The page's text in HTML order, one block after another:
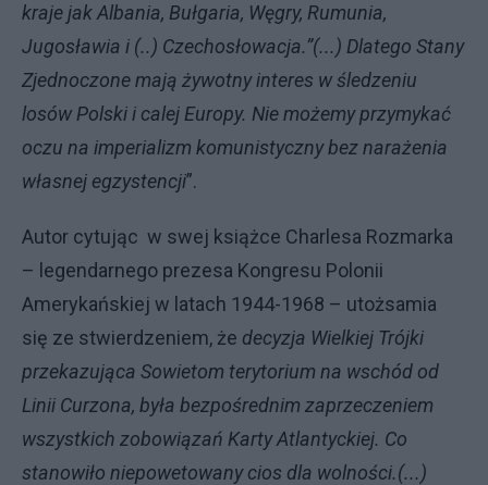
kraje jak Albania, Bułgaria, Węgry, Rumunia,
Jugosławia i (..) Czechosłowacja.”(...) Dlatego Stany
Zjednoczone mają żywotny interes w śledzeniu
losów Polski i calej Europy. Nie możemy przymykać
oczu na imperializm komunistyczny bez narażenia
własnej egzystencji”.
Autor cytując w swej książce Charlesa Rozmarka
– legendarnego prezesa Kongresu Polonii
Amerykańskiej w latach 1944-1968 – utożsamia
się ze stwierdzeniem, że decyzja Wielkiej Trójki
przekazująca Sowietom terytorium na wschód od
Linii Curzona, była bezpośrednim zaprzeczeniem
wszystkich zobowiązań Karty Atlantyckiej. Co
stanowiło niepowetowany cios dla wolności.(...)